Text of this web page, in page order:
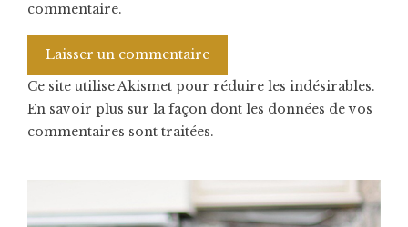
commentaire.
Ce site utilise Akismet pour réduire les indésirables.
En savoir plus sur la façon dont les données de vos
commentaires sont traitées.